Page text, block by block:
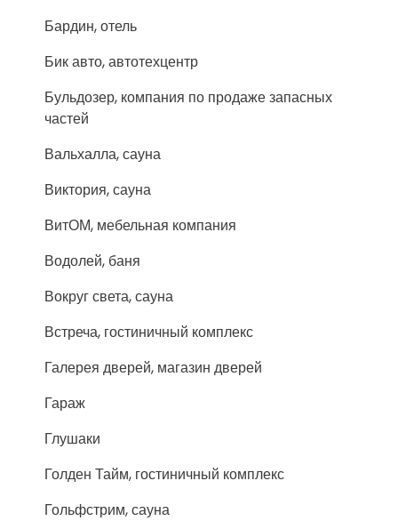
Бардин, отель
Бик авто, автотехцентр
Бульдозер, компания по продаже запасных
частей
Вальхалла, сауна
Виктория, сауна
ВитОМ, мебельная компания
Водолей, баня
Вокруг света, сауна
Встреча, гостиничный комплекс
Галерея дверей, магазин дверей
Гараж
Глушаки
Голден Тайм, гостиничный комплекс
Гольфстрим, сауна